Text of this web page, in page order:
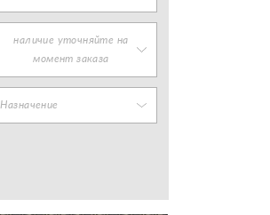
наличие уточняйте на
момент заказа
Назначение